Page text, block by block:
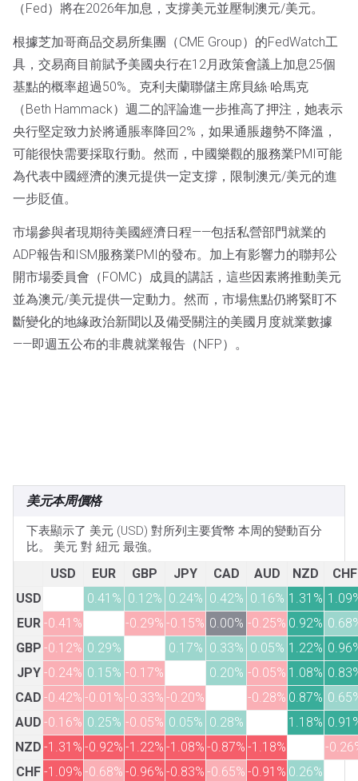
（Fed）將在2026年加息，支撐美元並壓制澳元/美元。
根據芝加哥商品交易所集團（CME Group）的FedWatch工
具，交易商目前賦予美國央行在12月政策會議上加息25個
基點的概率超過50%。克利夫蘭聯儲主席貝絲·哈馬克
（Beth Hammack）週二的評論進一步推高了押注，她表示
央行堅定致力於將通脹率降回2%，如果通脹趨勢不降溫，
可能很快需要採取行動。然而，中國樂觀的服務業PMI可能
為代表中國經濟的澳元提供一定支撐，限制澳元/美元的進
一步貶值。
市場參與者現期待美國經濟日程——包括私營部門就業的
ADP報告和ISM服務業PMI的發布。加上有影響力的聯邦公
開市場委員會（FOMC）成員的講話，這些因素將推動美元
並為澳元/美元提供一定動力。然而，市場焦點仍將緊盯不
斷變化的地緣政治新聞以及備受關注的美國月度就業數據
——即週五公布的非農就業報告（NFP）。
美元本周價格
下表顯示了 美元 (USD) 對所列主要貨幣 本周的變動百分
比。 美元 對 紐元 最強。
USD EUR GBP JPY CAD AUD NZD
CHF
USD
0.41% 0.12% 0.24% 0.42% 0.16% 1.31%
EUR -0.41% -0.29% -0.15% 0.00% -0.25% 0.92%
GBP -0.12% 0.29% 0.17% 0.33% 0.05% 1.22%
JPY -0.24% 0.15% -0.17% 0.20% -0.05% 1.08%
CAD -0.42% -0.01% -0.33% -0.20% -0.28% 0.87%
AUD -0.16% 0.25% -0.05% 0.05% 0.28% 1.18%
NZD -1.31% -0.92% -1.22% -1.08% -0.87% -1.18%
-
CHF -1.09% -0.68% -0.96% -0.83% -0.65% -0.91% 0.26%